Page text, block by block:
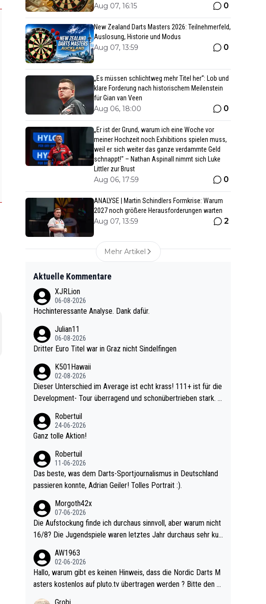
Aug 07, 16:15 0
New Zealand Darts Masters 2026: Teilnehmerfeld,
Auslosung, Historie und Modus
Aug 07, 13:59 0
„Es müssen schlichtweg mehr Titel her“: Lob und
klare Forderung nach historischem Meilenstein
für Gian van Veen
Aug 06, 18:00 0
„Er ist der Grund, warum ich eine Woche vor
meiner Hochzeit noch Exhibitions spielen muss,
weil er sich weiter das ganze verdammte Geld
schnappt!" – Nathan Aspinall nimmt sich Luke
Littler zur Brust
Aug 06, 17:59 0
ANALYSE | Martin Schindlers Formkrise: Warum
2027 noch größere Herausforderungen warten
Aug 07, 13:59 2
Mehr Artikel
Aktuelle Kommentare
XJRLion
06-08-2026
Hochinteressante Analyse. Dank dafür.
Julian11
06-08-2026
Dritter Euro Titel war in Graz nicht Sindelfingen
K501Hawaii
02-08-2026
Dieser Unterschied im Average ist echt krass! 111+ ist für die
Development- Tour überragend und schonübertrieben stark. U
e mal 40+ erst recht. Da gewinnst keinen Blumentopf - ist ja n
och krasser wie ein Pokalspiel eines Kreisligisten vs einem Bu
Robertuil
24-06-2026
Ganz tolle Aktion!
Robertuil
11-06-2026
Das beste, was dem Darts-Sportjournalismus in Deutschland
passieren konnte, Adrian Geiler! Tolles Portrait :).
Morgoth42x
07-06-2026
Die Aufstockung finde ich durchaus sinnvoll, aber warum nicht
16/8? Die Jugendspiele waren letztes Jahr durchaus sehr kur
l. Allerdings ist Mitchell Lawrie als Nummer 1 der Welt eh quali
fiziert. Somit ändert die automatische Qualifikation des Weltm
eisters erstmal nichts. Ich denke sie wollen damit für nächste
AW1963
02-06-2026
Hallo, warum gibt es keinen Hinweis, dass die Nordic Darts M
asters kostenlos auf pluto.tv übertragen werden ? Bitte den A